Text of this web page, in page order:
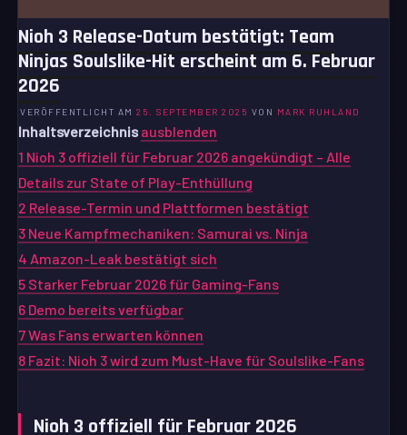
Nioh 3 Release-Datum bestätigt: Team
Ninjas Soulslike-Hit erscheint am 6. Februar
2026
VERÖFFENTLICHT AM25. SEPTEMBER 2025 VON MARK RUHLAND
Inhaltsverzeichnis ausblenden
1 Nioh 3 offiziell für Februar 2026 angekündigt – Alle
Details zur State of Play-Enthüllung
2 Release-Termin und Plattformen bestätigt
3 Neue Kampfmechaniken: Samurai vs. Ninja
4 Amazon-Leak bestätigt sich
5 Starker Februar 2026 für Gaming-Fans
6 Demo bereits verfügbar
7Was Fans erwarten können
8 Fazit: Nioh 3 wird zum Must-Have für Soulslike-Fans
Nioh 3 offiziell für Februar 2026